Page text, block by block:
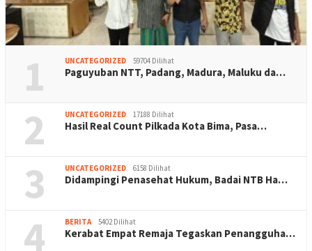
1 UNCATEGORIZED 59704 Dilihat
Paguyuban NTT, Padang, Madura, Maluku da…
2 UNCATEGORIZED 17188 Dilihat
Hasil Real Count Pilkada Kota Bima, Pasa…
3 UNCATEGORIZED 6158 Dilihat
Didampingi Penasehat Hukum, Badai NTB Ha…
4 BERITA 5402 Dilihat
Kerabat Empat Remaja Tegaskan Penangguha…